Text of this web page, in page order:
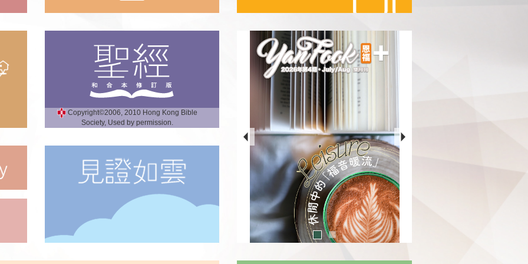
Copyright©2006, 2010 Hong Kong Bible
Society, Used by permission.